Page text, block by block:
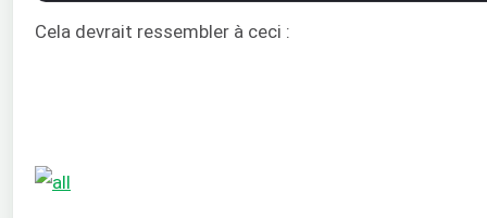
Cela devrait ressembler à ceci :